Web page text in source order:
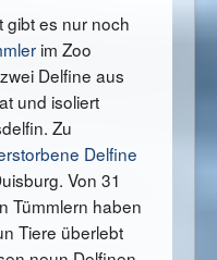
gibt es nur noch
im Zoo
Delfine aus
und isoliert
Zu
Delfine
Von 31
Tümmlern haben
Tiere überlebt